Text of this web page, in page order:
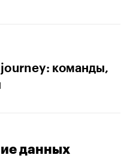
команды,
данных